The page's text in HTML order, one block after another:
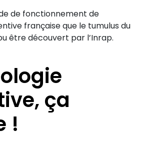
de fonctionnement de
française que le tumulus du
être découvert par l’Inrap.
ça
!